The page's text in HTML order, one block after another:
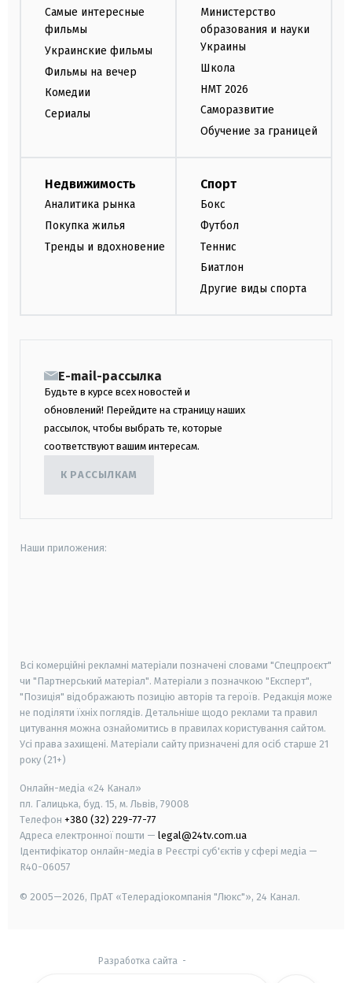
Самые интересные
фильмы
Украинские фильмы
Фильмы на вечер
Комедии
Сериалы
Министерство
образования и науки
Украины
Школа
НМТ 2026
Саморазвитие
Обучение за границей
Недвижимость
Аналитика рынка
Покупка жилья
Тренды и вдохновение
Спорт
Бокс
Футбол
Теннис
Биатлон
Другие виды спорта
E-mail-рассылка
Будьте в курсе всех новостей и
обновлений! Перейдите на страницу наших
рассылок, чтобы выбрать те, которые
соответствуют вашим интересам.
К РАССЫЛКАМ
Наши приложения:
Всі комерційні рекламні матеріали позначені словами "Спецпроєкт"
чи "Партнерський матеріал". Матеріали з позначкою "Експерт",
"Позиція" відображають позицію авторів та героїв. Редакція може
не поділяти їхніх поглядів. Детальніше щодо реклами та правил
цитування можна ознайомитись в правилах користування сайтом.
Усі права захищені. Матеріали сайту призначені для осіб старше 21
року (21+)
Онлайн-медіа «24 Канал»
пл. Галицька, буд. 15, м. Львів, 79008
Телефон +380 (32) 229-77-77
Адреса електронної пошти — legal@24tv.com.ua
Ідентифікатор онлайн-медіа в Реєстрі суб'єктів у сфері медіа —
R40-06057
© 2005—2026, ПрАТ «Телерадіокомпанія "Люкс"», 24 Канал.
Разработка сайта -